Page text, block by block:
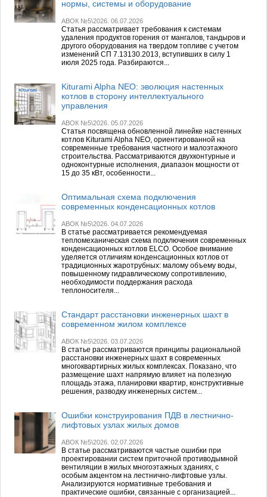
нормы, системы и оборудование
АВОК №5\2026. 06.07.2026
Статья рассматривает требования к системам
удаления продуктов горения от мангалов, тандыров и
другого оборудования на твердом топливе с учетом
изменений СП 7.13130.2013, вступивших в силу 1
июля 2025 года. Разбираются...
Kiturami Alpha NEO: эволюция настенных
котлов в сторону интеллектуального
управления
АВОК №5\2026. 05.07.2026
Статья посвящена обновленной линейке настенных
котлов Kiturami Alpha NEO, ориентированной на
современные требования частного и малоэтажного
строительства. Рассматриваются двухконтурные и
одноконтурные исполнения, диапазон мощности от
15 до 35 кВт, особенности...
Оптимальная схема подключения
современных конденсационных котлов
АВОК №5\2026. 04.07.2026
В статье рассматривается рекомендуемая
тепломеханическая схема подключения современных
конденсационных котлов ELCO. Особое внимание
уделяется отличиям конденсационных котлов от
традиционных жаротрубных: малому объему воды,
повышенному гидравлическому сопротивлению,
необходимости поддержания расхода
теплоносителя...
Стандарт расстановки инженерных шахт в
современном жилом комплексе
АВОК №5\2026. 03.07.2026
В статье рассматриваются принципы рациональной
расстановки инженерных шахт в современных
многоквартирных жилых комплексах. Показано, что
размещение шахт напрямую влияет на полезную
площадь этажа, планировки квартир, конструктивные
решения, разводку инженерных систем...
Ошибки конструирования ПДВ в лестнично-
лифтовых узлах жилых домов
АВОК №5\2026. 02.07.2026
В статье рассматриваются частые ошибки при
проектировании систем приточной противодымной
вентиляции в жилых многоэтажных зданиях, с
особым акцентом на лестнично-лифтовые узлы.
Анализируются нормативные требования и
практические ошибки, связанные с организацией...